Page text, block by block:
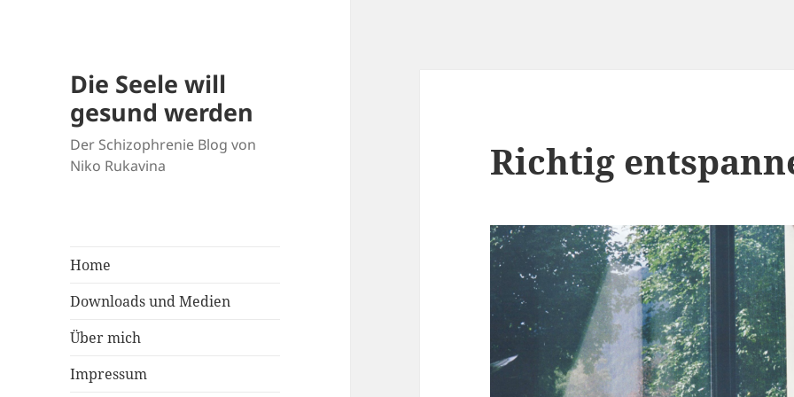
Die Seele will
gesund werden
Der Schizophrenie Blog von
Niko Rukavina
Home
Downloads und Medien
Über mich
Impressum
Richtig